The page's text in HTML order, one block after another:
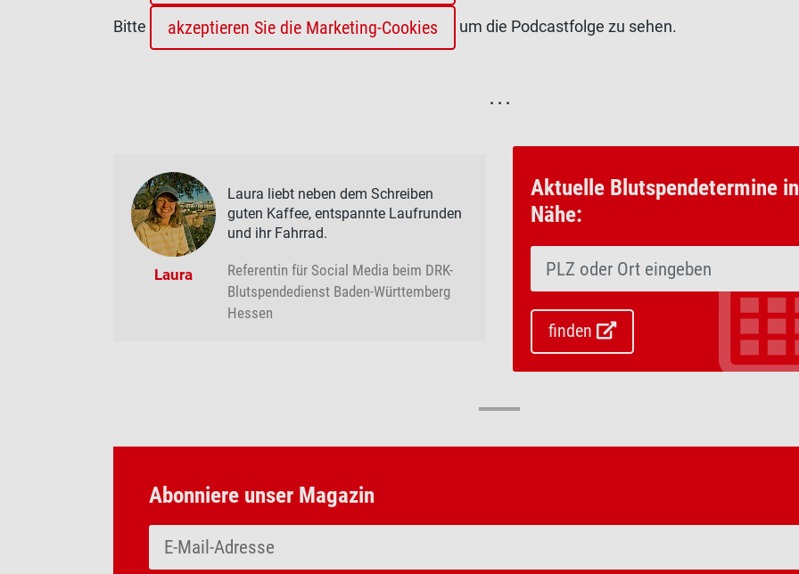
Bitte akzeptieren Sie die Marketing-Cookies um die Podcastfolge zu sehen.
. . .
Laura
Laura liebt neben dem Schreiben
guten Kaffee, entspannte Laufrunden
und ihr Fahrrad.
Referentin für Social Media beim DRK-
Blutspendedienst Baden-Württemberg
Hessen
Aktuelle Blutspendetermine
Nähe:
finden
Abonniere unser Magazin